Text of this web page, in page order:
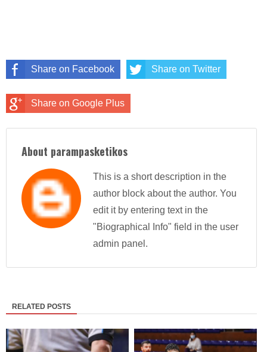
Share on Facebook Share on Twitter
Share on Google Plus
About parampasketikos
This is a short description in the
author block about the author. You
edit it by entering text in the
"Biographical Info" field in the user
admin panel.
RELATED POSTS